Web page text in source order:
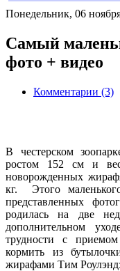
Понедельник, 06
Самый
фото + видео
Комментарии (3)
В честерском
ростом 152 см и
новорожденных
кг. Этого
представленных
родилась на две
дополнительном
трудности с
кормить из
жирафами Тим Роулэнд: